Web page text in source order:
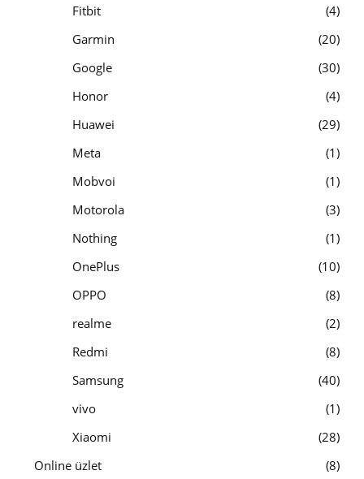
Fitbit
4
Garmin
20
Google
30
Honor
4
Huawei
29
Meta
1
Mobvoi
1
Motorola
3
Nothing
1
OnePlus
10
OPPO
8
realme
2
Redmi
8
Samsung
40
vivo
1
Xiaomi
28
Online üzlet
8